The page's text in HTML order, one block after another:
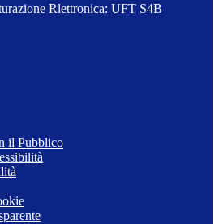
Rlettronica: UFT S4B
il Pubblico